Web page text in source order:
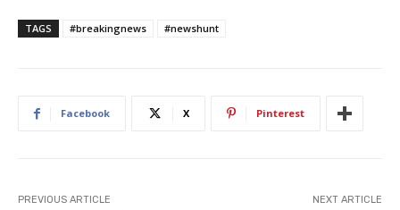
TAGS #breakingnews #newshunt
Facebook X Pinterest
PREVIOUS ARTICLE NEXT ARTICLE